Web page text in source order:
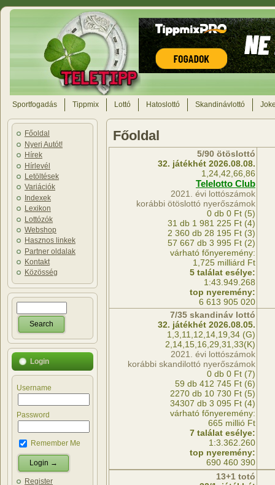
Sportfogadás Tippmix Lottó Hatoslottó Skandinávlottó
Főoldal
Nyerj Autót!
Hírek
Hírlevél
Letöltések
Variációk
Indexek
Lexikon
Lottózók
Webshop
Hasznos linkek
Partner oldalak
Kontakt
Közösség
Login
Username
Password
Remember Me
Register
Főoldal
5/90 ötöslottó
32. játékhét 2026.08.08.
1,24,42,66,86
Telelotto Club
2021. évi lottószámok
korábbi ötöslottó nyerőszámok
0 db 0 Ft (5)
31 db 1 981 225 Ft (4)
2 360 db 28 195 Ft (3)
57 667 db 3 995 Ft (2)
várható főnyeremény:
1,725 milliárd Ft
5 találat esélye:
1:43.949.268
top nyeremény:
6 613 905 020
7/35 skandináv lottó
32. játékhét 2026.08.05.
1,3,11,12,14,19,34 (G)
2,14,15,16,29,31,33(K)
2021. évi lottószámok
korábbi skandilottó nyerőszámok
0 db 0 Ft (7)
59 db 412 745 Ft (6)
2270 db 10 730 Ft (5)
34307 db 3 095 Ft (4)
várható főnyeremény:
665 millió Ft
7 találat esélye:
1:3.362.260
top nyeremény:
690 460 390
13+1 totó